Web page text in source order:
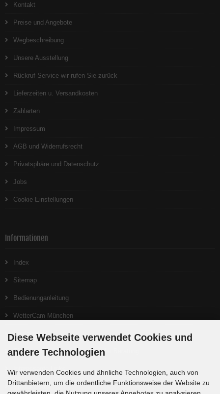
Kontakt
Preise und Angebote
Wegbeschreibung
Unsere Ausstellung
Rückruf-Service wir rufen Sie zurück
Lieferzeiten u. Versandkosten
Zahlarten
Impressum
AGB und Widerrufsrecht
Privatsphäre und Datenschutz
Jobs
Cookie Einstellungen
Informationen
Index
Sitemap
Bedienunganleitung
WetterCam München
Neuigkeiten
Ein gutes Teleskop beginnt bei der Beratung
Interessante Links
Produktlisten
Diese Webseite verwendet Cookies und
andere Technologien
Wir verwenden Cookies und ähnliche Technologien, auch von
Drittanbietern, um die ordentliche Funktionsweise der Website zu